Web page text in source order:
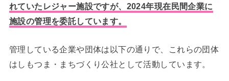
れていたレジャー施設ですが、2024年現在民間企業に
施設の管理を委託しています。
管理している企業や団体は以下の通りで、これらの団体
はしもつま・まちづくり公社として活動しています。